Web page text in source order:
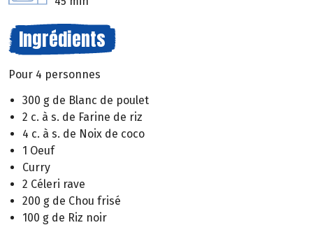
Ingrédients
Pour 4 personnes
300 g de Blanc de poulet
2 c. à s. de Farine de riz
4 c. à s. de Noix de coco
1 Oeuf
Curry
2 Céleri rave
200 g de Chou frisé
100 g de Riz noir